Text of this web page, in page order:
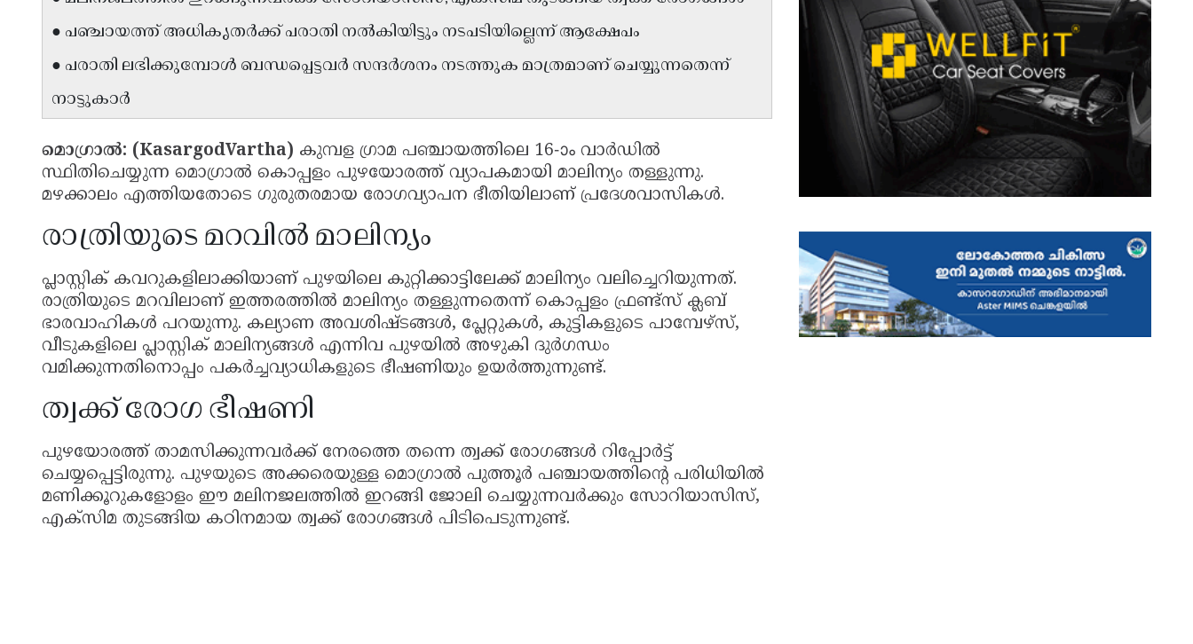
● പഞ്ചായത്ത് അധികൃതർക്ക് പരാതി നൽകിയിട്ടും നടപടിയില്ലെന്ന് ആക്ഷേപം
● പരാതി ലഭിക്കുമ്പോൾ ബന്ധപ്പെട്ടവർ സന്ദർശനം നടത്തുക മാത്രമാണ് ചെയ്യുന്നതെന്ന്
നാട്ടുകാർ
മൊഗ്രാൽ: (KasargodVartha) കുമ്പള ഗ്രാമ പഞ്ചായത്തിലെ 16-ാം വാർഡിൽ
സ്ഥിതിചെയ്യുന്ന മൊഗ്രാൽ കൊപ്പളം പുഴയോരത്ത് വ്യാപകമായി മാലിന്യം തള്ളുന്നു.
മഴക്കാലം എത്തിയതോടെ ഗുരുതരമായ രോഗവ്യാപന ഭീതിയിലാണ് പ്രദേശവാസികൾ.
രാത്രിയുടെ മറവിൽ മാലിന്യം
പ്ലാസ്റ്റിക് കവറുകളിലാക്കിയാണ് പുഴയിലെ കുറ്റിക്കാട്ടിലേക്ക് മാലിന്യം വലിച്ചെറിയുന്നത്.
രാത്രിയുടെ മറവിലാണ് ഇത്തരത്തിൽ മാലിന്യം തള്ളുന്നതെന്ന് കൊപ്പളം ഫ്രണ്ട്സ് ക്ലബ്
ഭാരവാഹികൾ പറയുന്നു. കല്യാണ അവശിഷ്ടങ്ങൾ, പ്ലേറ്റുകൾ, കുട്ടികളുടെ പാമ്പേഴ്സ്,
വീടുകളിലെ പ്ലാസ്റ്റിക് മാലിന്യങ്ങൾ എന്നിവ പുഴയിൽ അഴുകി ദുർഗന്ധം
വമിക്കുന്നതിനൊപ്പം പകർച്ചവ്യാധികളുടെ ഭീഷണിയും ഉയർത്തുന്നുണ്ട്.
ത്വക്ക് രോഗ ഭീഷണി
പുഴയോരത്ത് താമസിക്കുന്നവർക്ക് നേരത്തെ തന്നെ ത്വക്ക് രോഗങ്ങൾ റിപ്പോർട്ട്
ചെയ്യപ്പെട്ടിരുന്നു. പുഴയുടെ അക്കരെയുള്ള മൊഗ്രാൽ പുത്തൂർ പഞ്ചായത്തിന്റെ പരിധിയിൽ
മണിക്കൂറുകളോളം ഈ മലിനജലത്തിൽ ഇറങ്ങി ജോലി ചെയ്യുന്നവർക്കും സോറിയാസിസ്,
എക്സിമ തുടങ്ങിയ കഠിനമായ ത്വക്ക് രോഗങ്ങൾ പിടിപെടുന്നുണ്ട്.